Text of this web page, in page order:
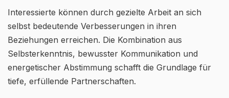
Interessierte können durch gezielte Arbeit an sich
selbst bedeutende Verbesserungen in ihren
Beziehungen erreichen. Die Kombination aus
Selbsterkenntnis, bewusster Kommunikation und
energetischer Abstimmung schafft die Grundlage für
tiefe, erfüllende Partnerschaften.